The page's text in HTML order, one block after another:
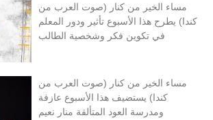
مساء الخير من كنار (صوت العرب من
كندا) يطرح هذا الأسبوع تأثير ودور المعلم
في تكوين فكر وشخصية الطالب
مساء الخير من كنار (صوت العرب من
كندا) يستضيف هذا الأسبوع عازفة
ومدرسة العود المتألقة منار نعيم